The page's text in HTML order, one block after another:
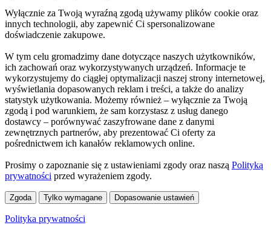
Wyłącznie za Twoją wyraźną zgodą używamy plików cookie oraz
innych technologii, aby zapewnić Ci spersonalizowane
doświadczenie zakupowe.
W tym celu gromadzimy dane dotyczące naszych użytkowników,
ich zachowań oraz wykorzystywanych urządzeń. Informacje te
wykorzystujemy do ciągłej optymalizacji naszej strony internetowej,
wyświetlania dopasowanych reklam i treści, a także do analizy
statystyk użytkowania. Możemy również – wyłącznie za Twoją
zgodą i pod warunkiem, że sam korzystasz z usług danego
dostawcy – porównywać zaszyfrowane dane z danymi
zewnętrznych partnerów, aby prezentować Ci oferty za
pośrednictwem ich kanałów reklamowych online.
Prosimy o zapoznanie się z ustawieniami zgody oraz naszą Polityką
prywatności przed wyrażeniem zgody.
Zgoda Tylko wymagane Dopasowanie ustawień
Polityka prywatności